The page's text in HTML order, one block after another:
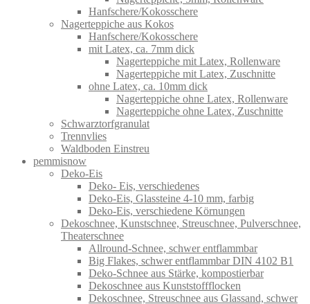
Hanfschere/Kokosschere
Nagerteppiche aus Kokos
Hanfschere/Kokosschere
mit Latex, ca. 7mm dick
Nagerteppiche mit Latex, Rollenware
Nagerteppiche mit Latex, Zuschnitte
ohne Latex, ca. 10mm dick
Nagerteppiche ohne Latex, Rollenware
Nagerteppiche ohne Latex, Zuschnitte
Schwarztorfgranulat
Trennvlies
Waldboden Einstreu
pemmisnow
Deko-Eis
Deko- Eis, verschiedenes
Deko-Eis, Glassteine 4-10 mm, farbig
Deko-Eis, verschiedene Körnungen
Dekoschnee, Kunstschnee, Streuschnee, Pulverschnee,
Theaterschnee
Allround-Schnee, schwer entflammbar
Big Flakes, schwer entflammbar DIN 4102 B1
Deko-Schnee aus Stärke, kompostierbar
Dekoschnee aus Kunststoffflocken
Dekoschnee, Streuschnee aus Glassand, schwer